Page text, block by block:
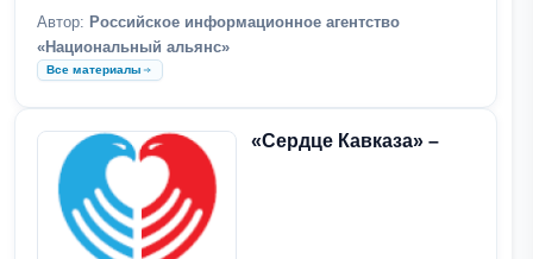
Автор: Российское информационное агентство
«Национальный альянс»
Все материалы
«Сердце Кавказа» –